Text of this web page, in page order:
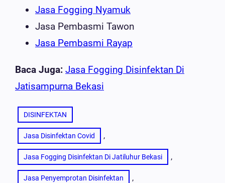
Jasa Fogging Nyamuk
Jasa Pembasmi Tawon
Jasa Pembasmi Rayap
Baca Juga: Jasa Fogging Disinfektan Di
Jatisampurna Bekasi
DISINFEKTAN
Jasa Disinfektan Covid ,
Jasa Fogging Disinfektan Di Jatiluhur Bekasi ,
Jasa Penyemprotan Disinfektan ,